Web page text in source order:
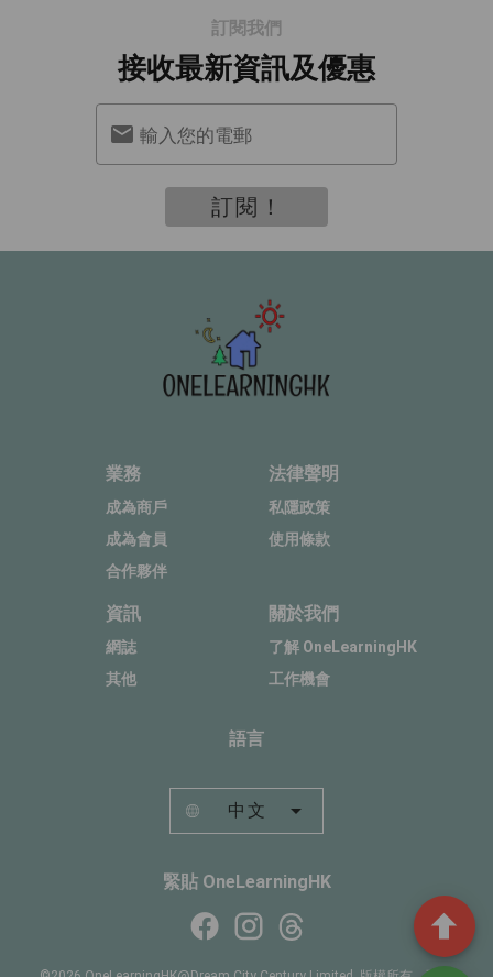
訂閱我們
接收最新資訊及優惠
輸入您的電郵
訂閱！
業務
成為商戶
成為會員
合作夥伴
法律聲明
私隱政策
使用條款
資訊
網誌
其他
關於我們
了解 OneLearningHK
工作機會
語言
中文
緊貼 OneLearningHK